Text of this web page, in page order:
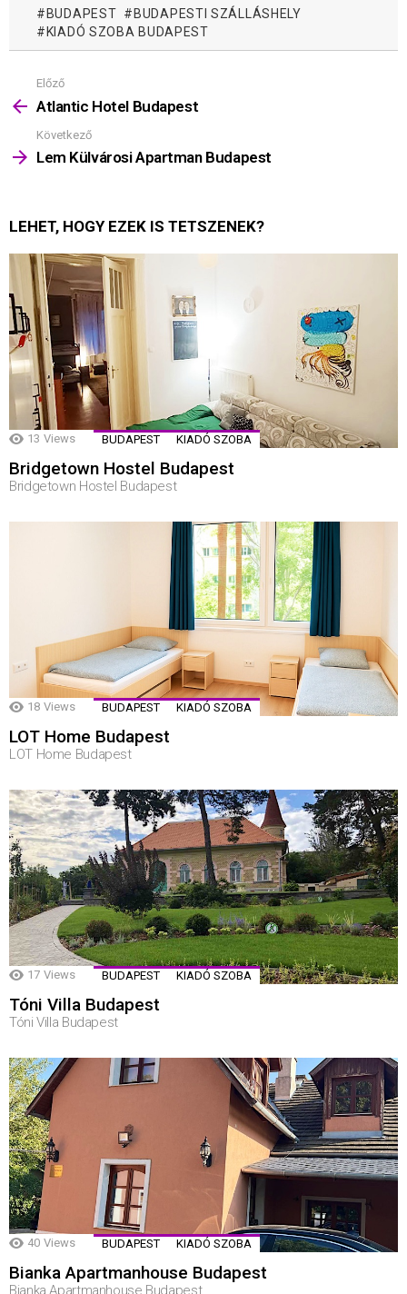
BUDAPEST
BUDAPESTI SZÁLLÁSHELY
KIADÓ SZOBA BUDAPEST
Mutass
többet
Előző
Atlantic Hotel Budapest
Következő
Lem Külvárosi Apartman Budapest
LEHET, HOGY EZEK IS TETSZENEK?
13 Views BUDAPEST KIADÓ SZOBA
Bridgetown Hostel Budapest
Bridgetown Hostel Budapest
18 Views BUDAPEST KIADÓ SZOBA
LOT Home Budapest
LOT Home Budapest
17 Views BUDAPEST KIADÓ SZOBA
Tóni Villa Budapest
Tóni Villa Budapest
40 Views BUDAPEST KIADÓ SZOBA
Bianka Apartmanhouse Budapest
Bianka Apartmanhouse Budapest